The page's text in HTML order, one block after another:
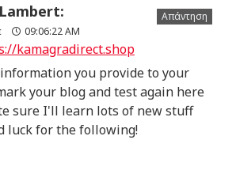
09:06:22 AM
kamagradirect.shop
Απάντηση
you provide to your
your blog and test again here
sure I'll learn lots of new stuff
luck for the following!